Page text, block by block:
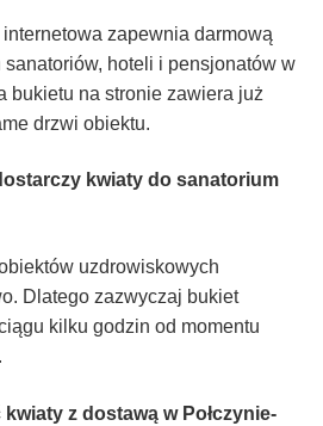
zapewnia darmową
hoteli i pensjonatów w
bukietu na stronie zawiera już
drzwi obiektu.
kwiaty do sanatorium
uzdrowiskowych
Dlatego zazwyczaj bukiet
kilku godzin od momentu
z dostawą w Połczynie-